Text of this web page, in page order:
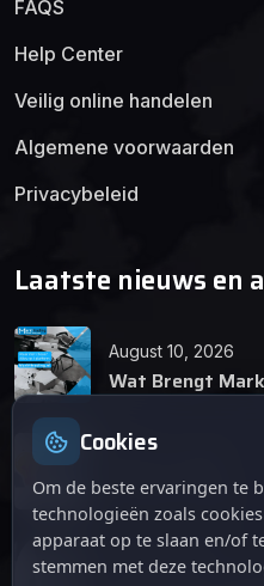
FAQS
Help Center
Veilig online handelen
Algemene voorwaarden
Privacybeleid
Laatste nieuws en
August 10, 2026
Wat Brengt
Tips en Tricks
April 12, 2026
Cookies
Om de beste ervaringen te
technologieën zoals
apparaat op te slaan en/of
stemmen met deze